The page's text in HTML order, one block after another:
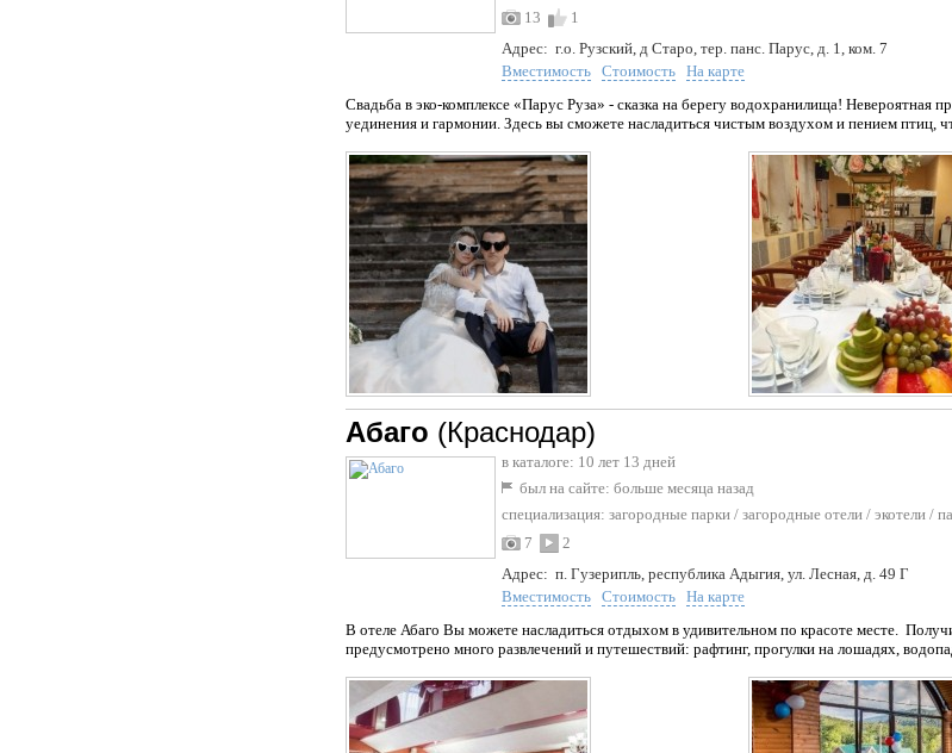
13
1
Адрес: г.о. Рузский, д Старо, тер. панс. Парус, д. 1, ком. 7
Вместимость Стоимость На карте
Свадьба в эко-комплексе «Парус Руза» - сказка на берегу водохранилища!
уединения и гармонии. Здесь вы сможете насладиться чистым воздухом и пением птиц,
Абаго (Краснодар)
в каталоге: 10 лет 13 дней
был на сайте: больше месяца назад
специализация: загородные парки / загородные отели / экотели /
7
2
Адрес: п. Гузерипль, республика Адыгия, ул. Лесная, д. 49 Г
Вместимость Стоимость На карте
В отеле Абаго Вы можете насладиться отдыхом в удивительном по красоте месте.
предусмотрено много развлечений и путешествий: рафтинг, прогулки на лошадях,